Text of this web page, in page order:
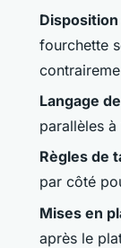
fourchette
Langage
parallèles
Règles de
par côté
Mises en
après le